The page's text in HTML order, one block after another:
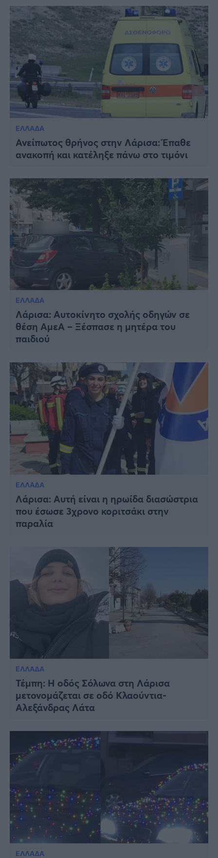
ΕΛΛΑΔΑ
Ανείπωτος θρήνος στην Λάρισα: Έπαθε
ανακοπή και κατέληξε πάνω στο τιμόνι
ΕΛΛΑΔΑ
Λάρισα: Αυτοκίνητο σχολής οδηγών σε
θέση ΑμεΑ – Ξέσπασε η μητέρα του
παιδιού
ΕΛΛΑΔΑ
Λάρισα: Αυτή είναι η ηρωίδα διασώστρια
που έσωσε 3χρονο κοριτσάκι στην
παραλία
ΕΛΛΑΔΑ
Τέμπη: Η οδός Σόλωνα στη Λάρισα
μετονομάζεται σε οδό Κλαούντια-
Αλεξάνδρας Λάτα
ΕΛΛΑΔΑ